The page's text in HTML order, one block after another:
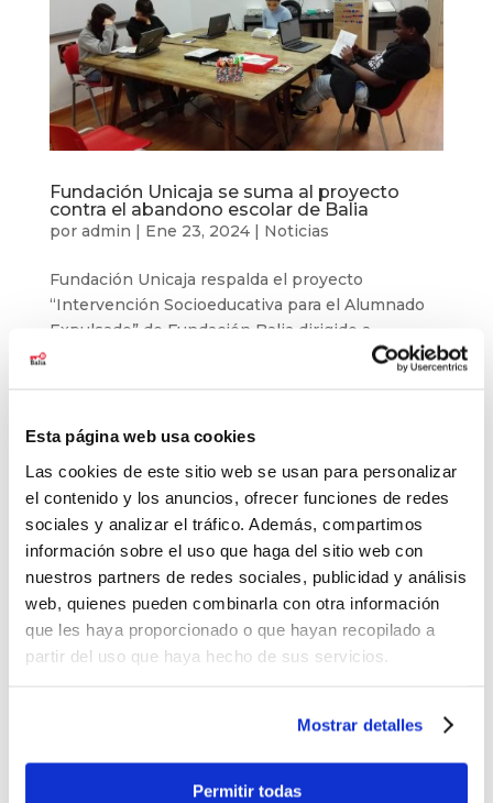
Esta página web usa cookies
Las cookies de este sitio web se usan para personalizar
el contenido y los anuncios, ofrecer funciones de redes
sociales y analizar el tráfico. Además, compartimos
información sobre el uso que haga del sitio web con
nuestros partners de redes sociales, publicidad y análisis
web, quienes pueden combinarla con otra información
que les haya proporcionado o que hayan recopilado a
partir del uso que haya hecho de sus servicios.
Mostrar detalles
Permitir todas
Fundación Unicaja se suma al proyecto
contra el abandono escolar de Balia
por admin | Ene 23, 2024| Noticias
Fundación Unicaja respalda el proyecto
“Intervención Socioeducativa para el Alumnado
Expulsado” de Fundación Balia dirigido a
menores en situación de riesgo social de Sevilla.
Últimas noticias
El baloncesto de Balia cierra la temporada con
177 jóvenes
Balia refuerza su labor educativa en Tetuán.
Balia, reconocida como entidad pionera en